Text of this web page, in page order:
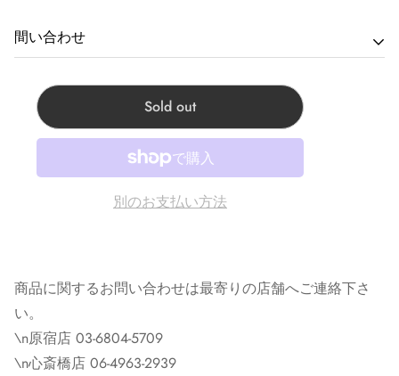
間い合わせ
商品に関するお問い合わせは最寄りの店舗へご連絡下さ
い。
Corner Accessory原宿:東京都渋谷区神宫前4-28-14
Corner Chrome hearts 原宿:東京都渋谷区神宫前3-22-6
Corner Accessory心斎橋:大阪府大阪市中央区心斎橋筋1-2-
筋1-2-4
Corner Kobe神戸店:兵庫県神戸市中央区三宮町１丁目６
−24
Sold out
別のお支払い方法
商品に関するお問い合わせは最寄りの店舗へご連絡下さ
い。
\n原宿店 03-6804-5709
\n心斎橋店 06-4963-2939